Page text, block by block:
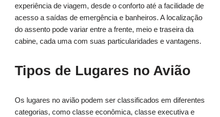
experiência de viagem, desde o conforto até a facilidade de
acesso a saídas de emergência e banheiros. A localização
do assento pode variar entre a frente, meio e traseira da
cabine, cada uma com suas particularidades e vantagens.
Tipos de Lugares no Avião
Os lugares no avião podem ser classificados em diferentes
categorias, como classe econômica, classe executiva e